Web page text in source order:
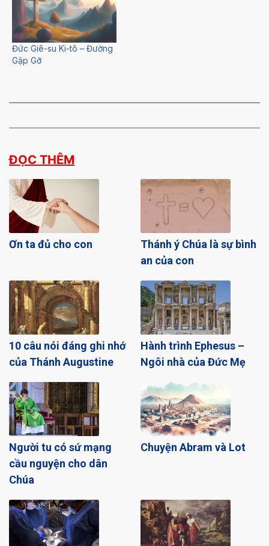
Đức Giê-su Ki-tô – Đường
Gặp Gỡ
ĐỌC THÊM
Ơn ta đủ cho con
Thánh ý Chúa là sự bình
an của con
10 câu nói đáng ghi nhớ
của Thánh Augustine
Hành trình Ephesus –
Ngôi nhà của Đức Mẹ
Người tu có sứ mạng
cầu nguyện cho dân
Chúa
Chuyện Abram và Lot